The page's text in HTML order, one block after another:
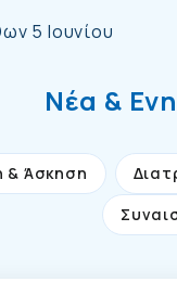
5 Ιουνίου
Νέα &
& Άσκηση